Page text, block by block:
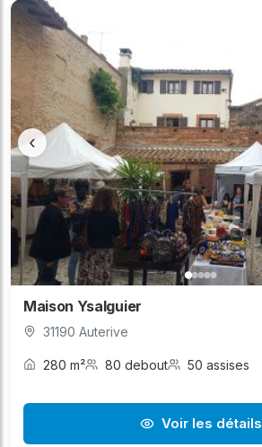
‹
Maison Ysalguier
31190 Auterive
280 m² 80 debout 50 assises
Voir les détails